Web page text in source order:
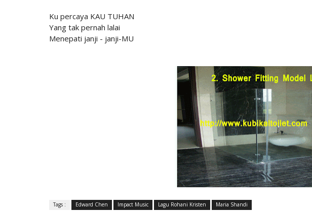
Ku percaya KAU TUHAN
Yang tak pernah lalai
Menepati janji - janji-MU
Tags : Edward Chen Impact Music Lagu Rohani Kristen Maria Shandi